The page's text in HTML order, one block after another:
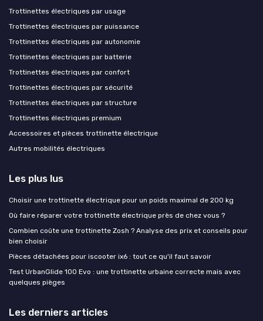
Trottinettes électriques par usage
Trottinettes électriques par puissance
Trottinettes électriques par autonomie
Trottinettes électriques par batterie
Trottinettes électriques par confort
Trottinettes électriques par sécurité
Trottinettes électriques par structure
Trottinettes électriques premium
Accessoires et pièces trottinette électrique
Autres mobilités électriques
Les plus lus
Choisir une trottinette électrique pour un poids maximal de 200 kg
Où faire réparer votre trottinette électrique près de chez vous ?
Combien coûte une trottinette Zosh ? Analyse des prix et conseils pour
bien choisir
Pièces détachées pour iscooter ix6 : tout ce qu'il faut savoir
Test UrbanGlide 100 Evo : une trottinette urbaine correcte mais avec
quelques pièges
Les derniers articles